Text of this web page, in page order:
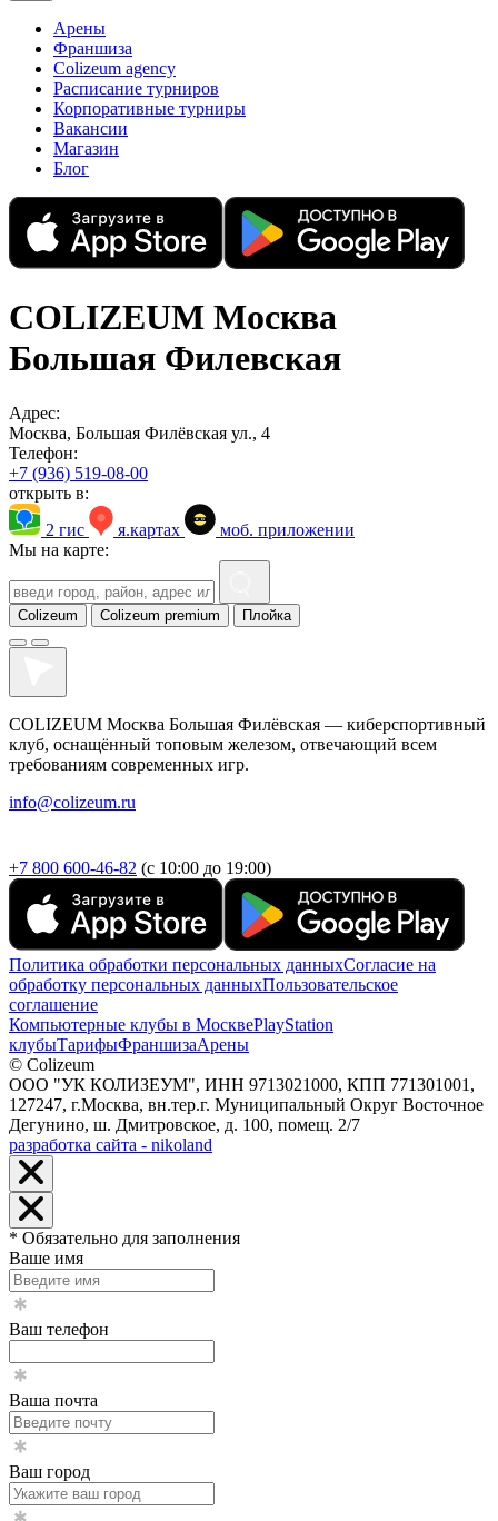
Арены
Франшиза
Colizeum agency
Расписание турниров
Корпоративные турниры
Вакансии
Магазин
Блог
COLIZEUM Москва
Большая Филевская
Адрес:
Москва, Большая Филёвская ул., 4
Телефон:
+7 (936) 519-08-00
открыть в:
2 гис
я.картах
моб. приложении
Мы на карте:
Colizeum Colizeum premium Плойка
COLIZEUM Москва Большая Филёвская — киберспортивный
клуб, оснащённый топовым железом, отвечающий всем
требованиям современных игр.
info@colizeum.ru
+7 800 600-46-82 (с 10:00 до 19:00)
Политика обработки персональных данныхСогласие на
обработку персональных данныхПользовательское
соглашение
Компьютерные клубы в МосквеPlayStation
клубыТарифыФраншизаАрены
© Colizeum
ООО "УК КОЛИЗЕУМ", ИНН 9713021000, КПП 771301001,
127247, г.Москва, вн.тер.г. Муниципальный Округ Восточное
Дегунино, ш. Дмитровское, д. 100, помещ. 2/7
разработка сайта - nikoland
* Обязательно для заполнения
Ваше имя
Ваш телефон
Ваша почта
Ваш город